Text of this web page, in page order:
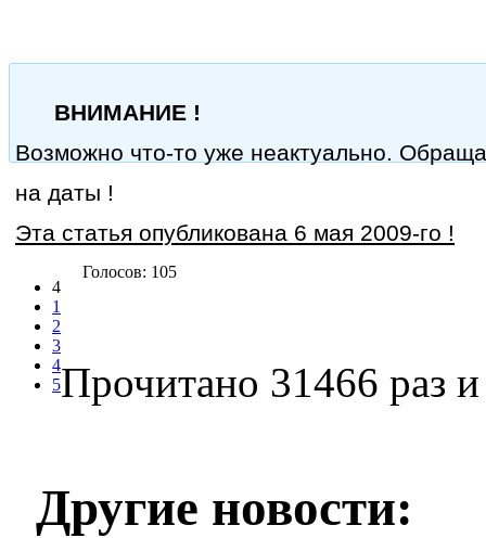
ВНИМАНИЕ !
Возможно что-то уже неактуально.
на даты !
Эта статья опубликована 6 мая 2009-го !
4
1
2
3
4
5
Голосов: 105
Прочитано 31466 раз
Другие новости: